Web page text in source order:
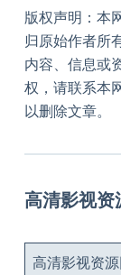
版权声明：本
归原始作者所
内容、信息或
权，请联系本
以删除文章。
高清影视资
高清影视资